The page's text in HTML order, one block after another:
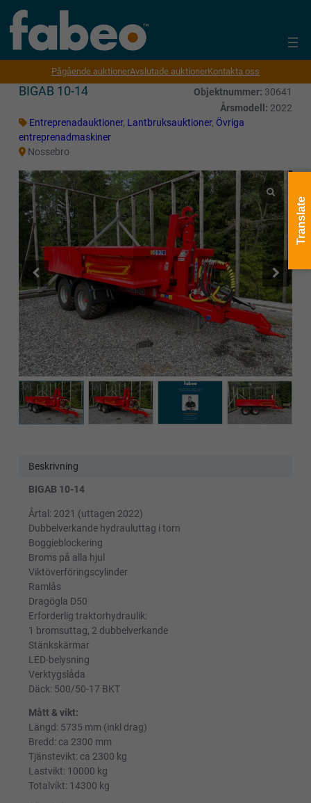
Pågående auktionerAvslutade auktionerKontakta oss
BIGAB 10-14 Objektnummer: 30641
Årsmodell: 2022
Entreprenadauktioner, Lantbruksauktioner, Övriga
entreprenadmaskiner
Nossebro
Beskrivning
BIGAB 10-14
Årtal: 2021 (uttagen 2022)
Dubbelverkande hydrauluttag i torn
Boggieblockering
Broms på alla hjul
Viktöverföringscylinder
Ramlås
Dragögla D50
Erforderlig traktorhydraulik:
1 bromsuttag, 2 dubbelverkande
Stänkskärmar
LED-belysning
Verktygslåda
Däck: 500/50-17 BKT
Mått & vikt:
Längd: 5735 mm (inkl drag)
Bredd: ca 2300 mm
Tjänstevikt: ca 2300 kg
Lastvikt: 10000 kg
Totalvikt: 14300 kg
Translate